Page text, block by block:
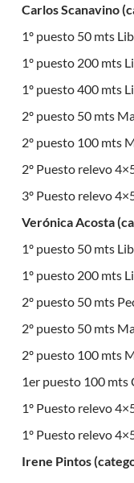
Carlos Scanavino
1º puesto 50 mts
1º puesto 200 mts
1º puesto 400 mts
2º puesto 50 mts
2º puesto 100 mts
2º Puesto relevo
3º Puesto relevo
Verónica Acosta
1º puesto 50 mts
1º puesto 200 mts
2º puesto 50 mts
2º puesto 50 mts
2º puesto 100 mts
1er puesto 100 mts
1º Puesto relevo
1º Puesto relevo
Irene Pintos